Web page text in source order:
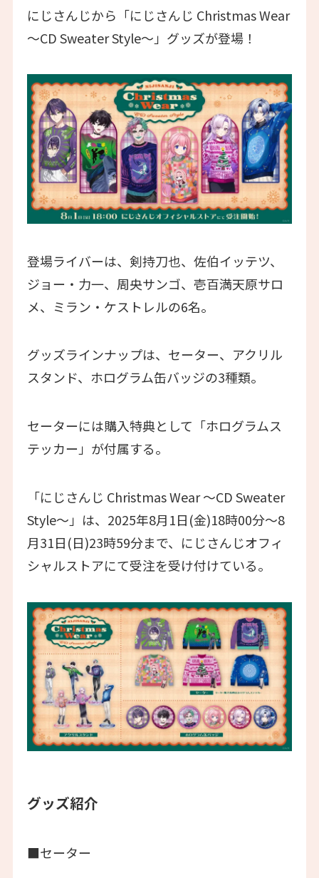
にじさんじから「にじさんじ Christmas Wear
〜CD Sweater Style〜」グッズが登場！
登場ライバーは、剣持刀也、佐伯イッテツ、
ジョー・力一、周央サンゴ、壱百満天原サロ
メ、ミラン・ケストレルの6名。
グッズラインナップは、セーター、アクリル
スタンド、ホログラム缶バッジの3種類。
セーターには購入特典として「ホログラムス
テッカー」が付属する。
「にじさんじ Christmas Wear 〜CD Sweater
Style〜」は、2025年8月1日(金)18時00分～8
月31日(日)23時59分まで、にじさんじオフィ
シャルストアにて受注を受け付けている。
グッズ紹介
■セーター